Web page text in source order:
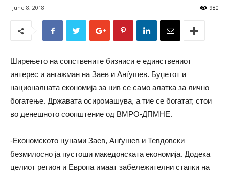
June 8, 2018 980
Ширењето на сопствените бизниси е единствениот
интерес и ангажман на Заев и Анѓушев. Буџетот и
националната економија за нив се само алатка за лично
богатење. Државата осиромашува, а тие се богатат, стои
во денешното соопштение од ВМРО-ДПМНЕ.
-Економското цунами Заев, Анѓушев и Тевдовски
безмилосно ја пустоши македонската економија. Додека
целиот регион и Европа имаат забележителни стапки на